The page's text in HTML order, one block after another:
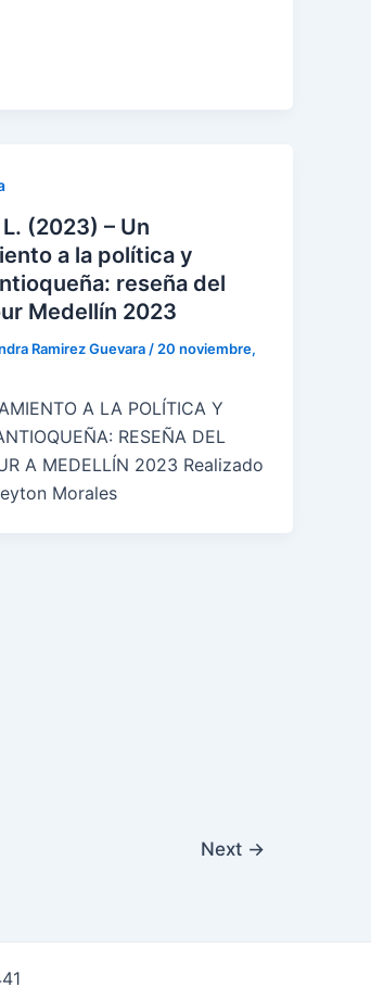
(2023) – Un
a la política y
reseña del
Medellín 2023
Ramirez Guevara / 20 noviembre,
A LA POLÍTICA Y
RESEÑA DEL
A MEDELLÍN 2023 Realizado
Morales
Next →